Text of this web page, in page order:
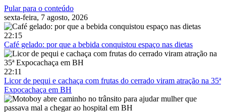
Pular para o conteúdo
sexta-feira, 7 agosto, 2026
22:15
Café gelado: por que a bebida conquistou espaço nas dietas
22:11
Licor de pequi e cachaça com frutas do cerrado viram atração na 35ª
Expocachaça em BH